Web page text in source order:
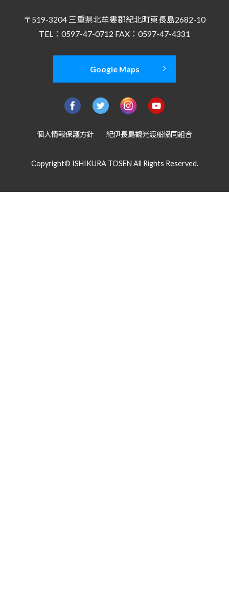
〒519-3204 三重県北牟婁郡紀北町東長島2682-10
TEL：0597-47-0712 FAX：0597-47-4331
Google Maps
個人情報保護方針 紀伊長島観光渡船協同組合
Copyright© ISHIKURA TOSEN All Rights Reserved.